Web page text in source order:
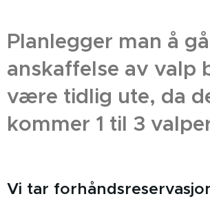
Planlegger man å
anskaffelse av valp
være tidlig ute, da
kommer 1 til 3
Vi tar